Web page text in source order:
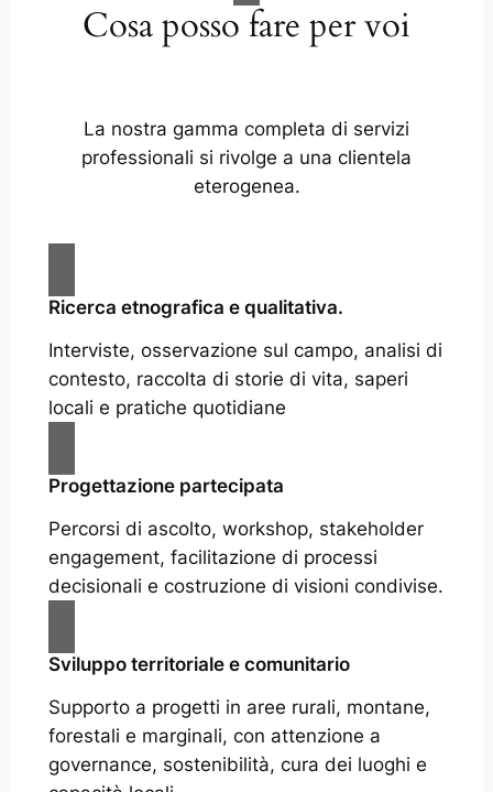
Cosa posso fare per voi
La nostra gamma completa di servizi
professionali si rivolge a una clientela
eterogenea.
Ricerca etnografica e qualitativa.
Interviste, osservazione sul campo, analisi di
contesto, raccolta di storie di vita, saperi
locali e pratiche quotidiane
Progettazione partecipata
Percorsi di ascolto, workshop, stakeholder
engagement, facilitazione di processi
decisionali e costruzione di visioni condivise.
Sviluppo territoriale e comunitario
Supporto a progetti in aree rurali, montane,
forestali e marginali, con attenzione a
governance, sostenibilità, cura dei luoghi e